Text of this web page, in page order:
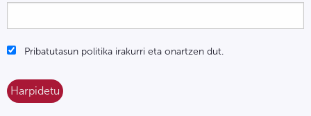
Pribatutasun politika irakurri eta onartzen dut.